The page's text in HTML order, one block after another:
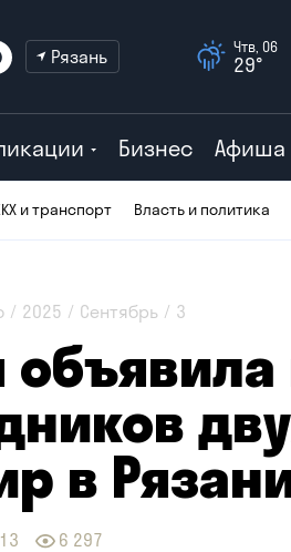
Рязань Чтв, 06
29°
Бизнес Афиша
и транспорт Власть и политика
2025 Сентябрь 3
в
6 297